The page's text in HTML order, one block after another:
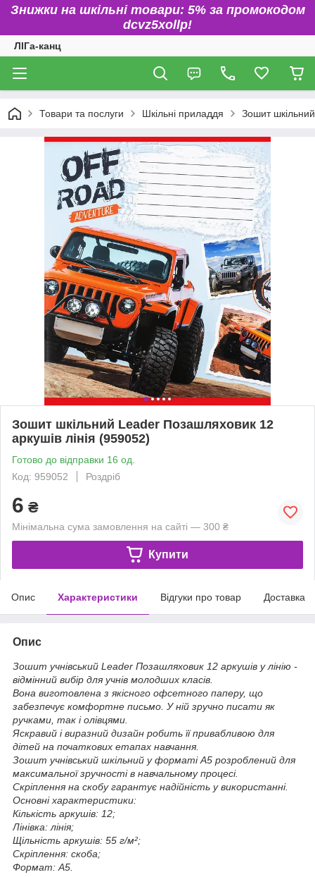
Знижки на шкільні товари: 5% за промокодом
dcvz5xollp!
ЛІГа-канц
Товари та послуги Шкільні приладдя Зошит шкільний
Зошит шкільний Leader Позашляховик 12
аркушів лінія (959052)
Готово до відправки 16 од.
Код: 959052
Роздріб
6 ₴
Мінімальна сума замовлення на сайті — 300 ₴
Купити
Опис Характеристики Відгуки про товар Доставка
Опис
Зошит учнівський Leader Позашляховик 12 аркушів у лінію -
відмінний вибір для учнів молодших класів.
Вона виготовлена з якісного офсетного паперу, що
забезпечує комфортне письмо. У ній зручно писати як
ручками, так і олівцями.
Яскравий і виразний дизайн робить її привабливою для
дітей на початкових етапах навчання.
Зошит учнівський шкільний у форматі А5 розроблений для
максимальної зручності в навчальному процесі.
Скріплення на скобу гарантує надійність у використанні.
Основні характеристики:
Кількість аркушів: 12;
Лінівка: лінія;
Щільність аркушів: 55 г/м²;
Скріплення: скоба;
Формат: А5.